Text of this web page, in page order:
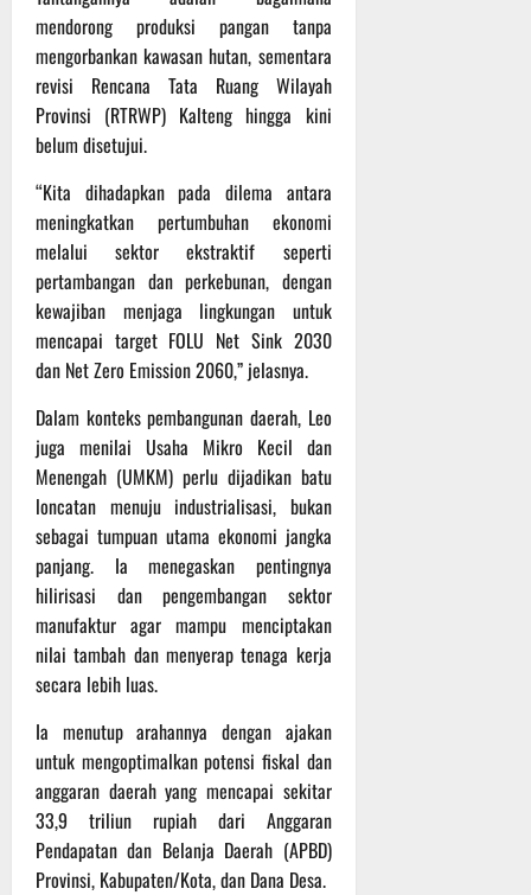
mendorong produksi pangan tanpa
mengorbankan kawasan hutan, sementara
revisi Rencana Tata Ruang Wilayah
Provinsi (RTRWP) Kalteng hingga kini
belum disetujui.
“Kita dihadapkan pada dilema antara
meningkatkan pertumbuhan ekonomi
melalui sektor ekstraktif seperti
pertambangan dan perkebunan, dengan
kewajiban menjaga lingkungan untuk
mencapai target FOLU Net Sink 2030
dan Net Zero Emission 2060,” jelasnya.
Dalam konteks pembangunan daerah, Leo
juga menilai Usaha Mikro Kecil dan
Menengah (UMKM) perlu dijadikan batu
loncatan menuju industrialisasi, bukan
sebagai tumpuan utama ekonomi jangka
panjang. Ia menegaskan pentingnya
hilirisasi dan pengembangan sektor
manufaktur agar mampu menciptakan
nilai tambah dan menyerap tenaga kerja
secara lebih luas.
Ia menutup arahannya dengan ajakan
untuk mengoptimalkan potensi fiskal dan
anggaran daerah yang mencapai sekitar
33,9 triliun rupiah dari Anggaran
Pendapatan dan Belanja Daerah (APBD)
Provinsi, Kabupaten/Kota, dan Dana Desa.